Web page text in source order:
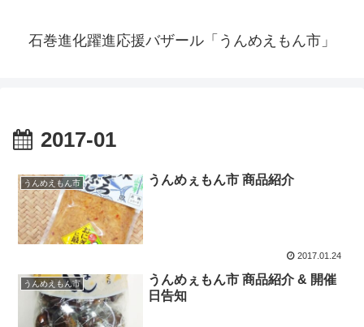
石巻進化躍進応援バザール「うんめえもん市」
2017-01
うんめえもん市 うんめぇもん市 商品紹介
2017.01.24
うんめえもん市
うんめぇもん市 商品紹介 & 開催
日告知